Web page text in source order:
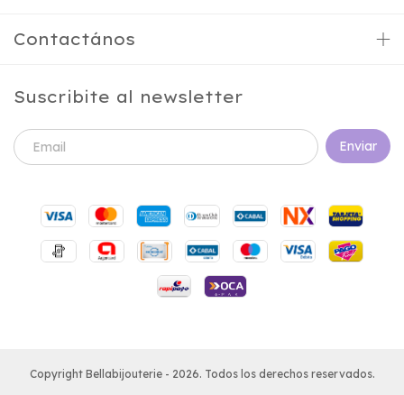
Contactános
Suscribite al newsletter
Copyright Bellabijouterie - 2026. Todos los derechos reservados.